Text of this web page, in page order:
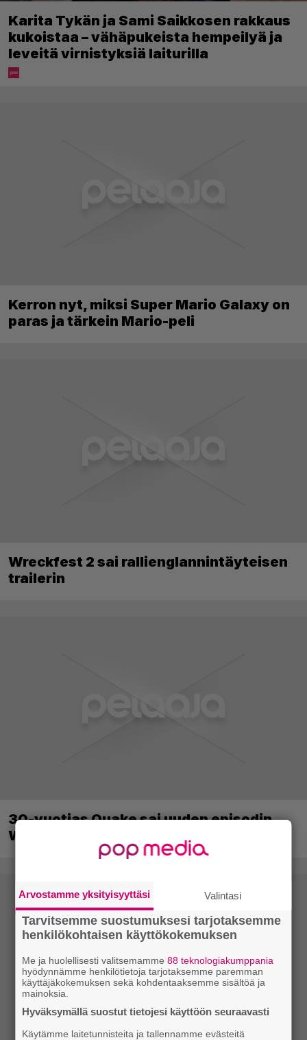
Karita Tykän ja Sami Saikkosen rakkaus
kukoistaa – vähäpukeista hempeilyä ja
leveitä virnistyksiä laiturilla
Kerron nyt, miksi Super Mario Galaxy on
paras ja tärkein Mario-peli
Wreckfest 2 sai rallienglannintäyteisen
trailerin
30-vuotias Quake sai uuden episodin
Wolfenstein-kehittäjiltä
Arvostamme yksityisyyttäsi Valintasi
Tarvitsemme suostumuksesi tarjotaksemme
henkilökohtaisen käyttökokemuksen
Me ja huolellisesti valitsemamme88 teknologiakumppania
hyödynnämme henkilötietoja tarjotaksemme paremman
käyttäjäkokemuksen sekä kohdentaaksemme sisältöä ja
mainoksia.
Hyväksymällä suostut tietojesi käyttöön seuraavasti
Käytämme laitetunnisteita ja tallennamme evästeitä